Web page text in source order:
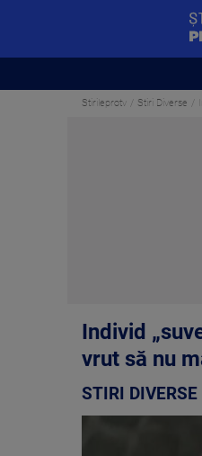
Stirileprotv Stiri Diverse
Individ
vrut să nu
STIRI DIVERSE